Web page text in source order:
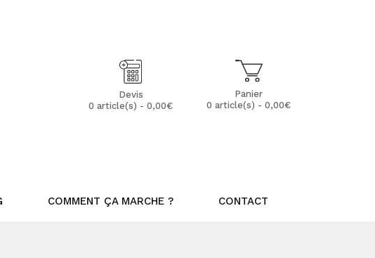
Panier
0 article(s) - 0,00€
Devis
0 article(s) - 0,00€
COMMENT ÇA MARCHE ? CONTACT